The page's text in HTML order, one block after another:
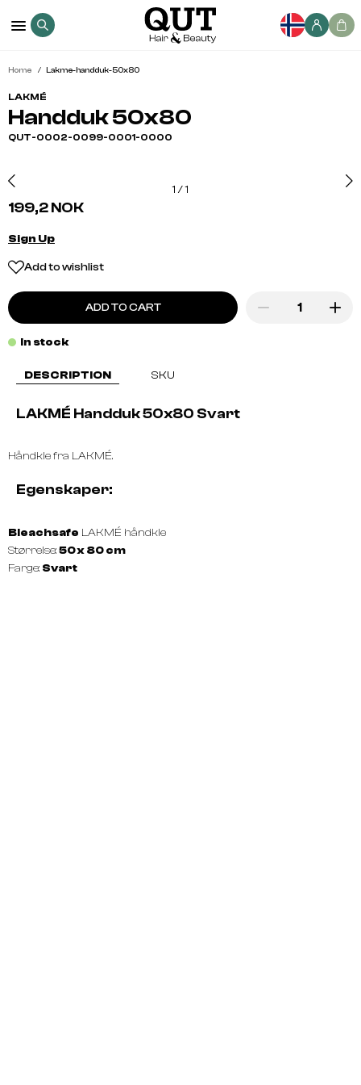
Home Lakme-handduk-50x80
LAKMÉ
Handduk 50x80
QUT-0002-0099-0001-0000
1 /1
199,2 NOK
Sign Up
Add to wishlist
ADD TO CART
In stock
DESCRIPTION SKU
LAKMÉ Handduk 50x80 Svart
Håndkle fra LAKMÉ.
Egenskaper:
Bleachsafe LAKMÉ håndkle
Størrelse:50 x 80 cm
Farge: Svart